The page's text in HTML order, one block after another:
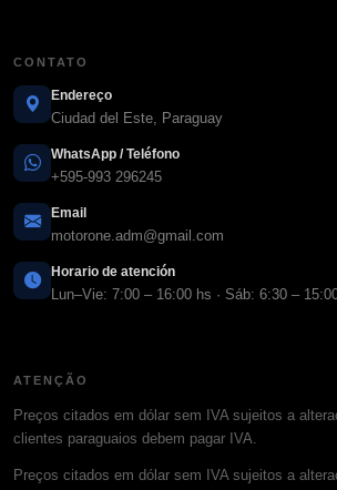
CONTATO
Endereço
Ciudad del Este, Paraguay
WhatsApp / Teléfono
+595-993 296245
Email
motorone.adm@gmail.com
Horario de atención
Lun–Vie: 7:00 – 16:00 hs · Sáb: 6:30 –
ATENÇÃO
Preços citados em dólar sem IVA sujeitos a
clientes paraguaios debem pagar IVA.
Preços citados em dólar sem IVA sujeitos a